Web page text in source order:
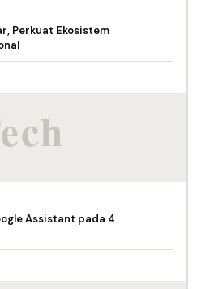
Perkuat Ekosistem
Assistant pada 4